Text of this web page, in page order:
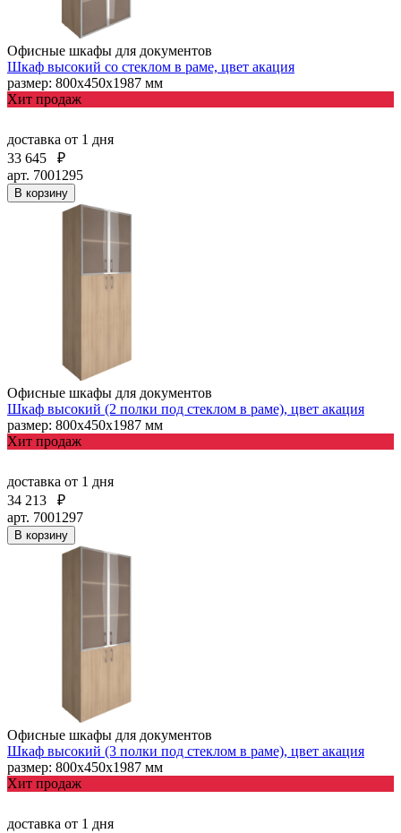
Офисные шкафы для документов
Шкаф высокий со стеклом в раме, цвет акация
размер: 800х450х1987 мм
Хит продаж
доставка от 1 дня
33 645
₽
арт. 7001295
В корзину
Офисные шкафы для документов
Шкаф высокий (2 полки под стеклом в раме), цвет акация
размер: 800х450х1987 мм
Хит продаж
доставка от 1 дня
34 213
₽
арт. 7001297
В корзину
Офисные шкафы для документов
Шкаф высокий (3 полки под стеклом в раме), цвет акация
размер: 800х450х1987 мм
Хит продаж
доставка от 1 дня